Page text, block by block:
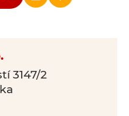
3147/2